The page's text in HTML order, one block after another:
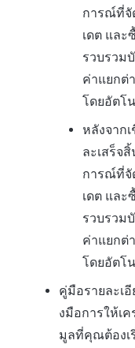
การณ์ที่จั
เดต แล
รวบรวม
ค่าแยกต่
โดยอัตโ
หลังจาก
ละเสร็จ
การณ์ที่จั
เดต แล
รวบรวม
ค่าแยกต่
โดยอัตโ
คู่มือรายละเ
งมือการให้เค
มูลที่คุณต้องเ